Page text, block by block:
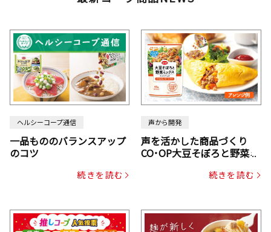
ヘルシーコープ通信
一品もののバランスアップ
のコツ
続きを読む
声から開発
声を活かした商品づくり
CO･OP大豆そぼろと野菜ミ
じん・コーン入り）続きを読む